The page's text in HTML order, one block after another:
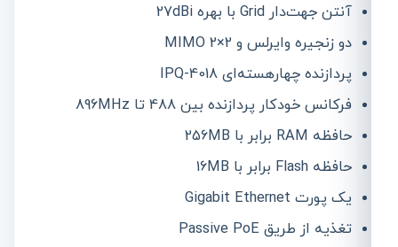
آنتن جهت‌دار Grid با بهره 27dBi
دو زنجیره وایرلس و 2×2 MIMO
پردازنده چهارهسته‌ای IPQ-4018
فرکانس خودکار پردازنده بین 488 تا 896MHz
حافظه RAM برابر با 256MB
حافظه Flash برابر با 16MB
یک پورت Gigabit Ethernet
تغذیه از طریق Passive PoE